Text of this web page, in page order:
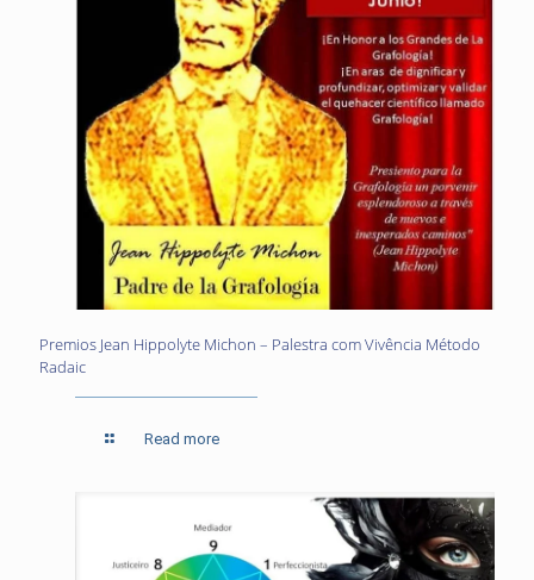
Premios Jean Hippolyte Michon – Palestra com Vivência Método
Radaic
Read more